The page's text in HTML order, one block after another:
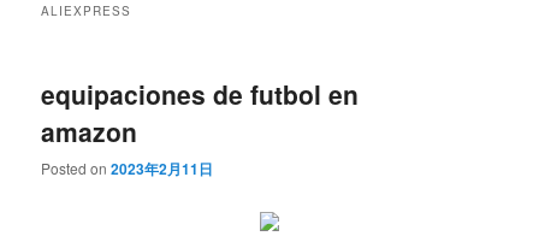
ALIEXPRESS
equipaciones de futbol en
amazon
Posted on2023年2月11日